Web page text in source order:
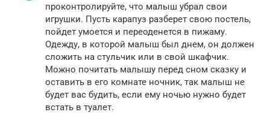
проконтролируйте, что малыш убрал свои
игрушки. Пусть карапуз разберет свою постель,
пойдет умоется и переоденется в пижаму.
Одежду, в которой малыш был днем, он должен
сложить на стульчик или в свой шкафчик.
Можно почитать малышу перед сном сказку и
оставить в его комнате ночник, так малыш не
будет вас будить, если ему ночью нужно будет
встать в туалет.